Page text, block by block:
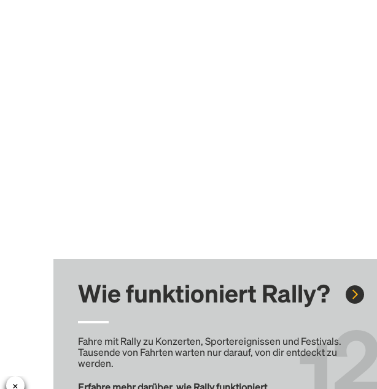
Wie funktioniert Rally?
Fahre mit Rally zu Konzerten, Sportereignissen und Festivals.
Tausende von Fahrten warten nur darauf, von dir entdeckt zu
werden.